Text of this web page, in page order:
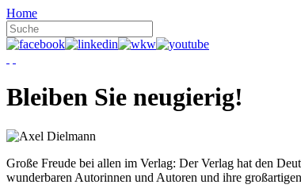
Home
Bleiben Sie neugierig!
Große Freude bei allen im Verlag: Der Verlag hat den
wunderbaren Autorinnen und Autoren und ihre